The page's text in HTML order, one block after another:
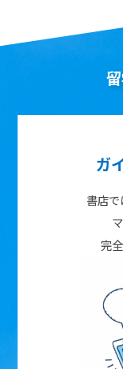
ガ
書店
完